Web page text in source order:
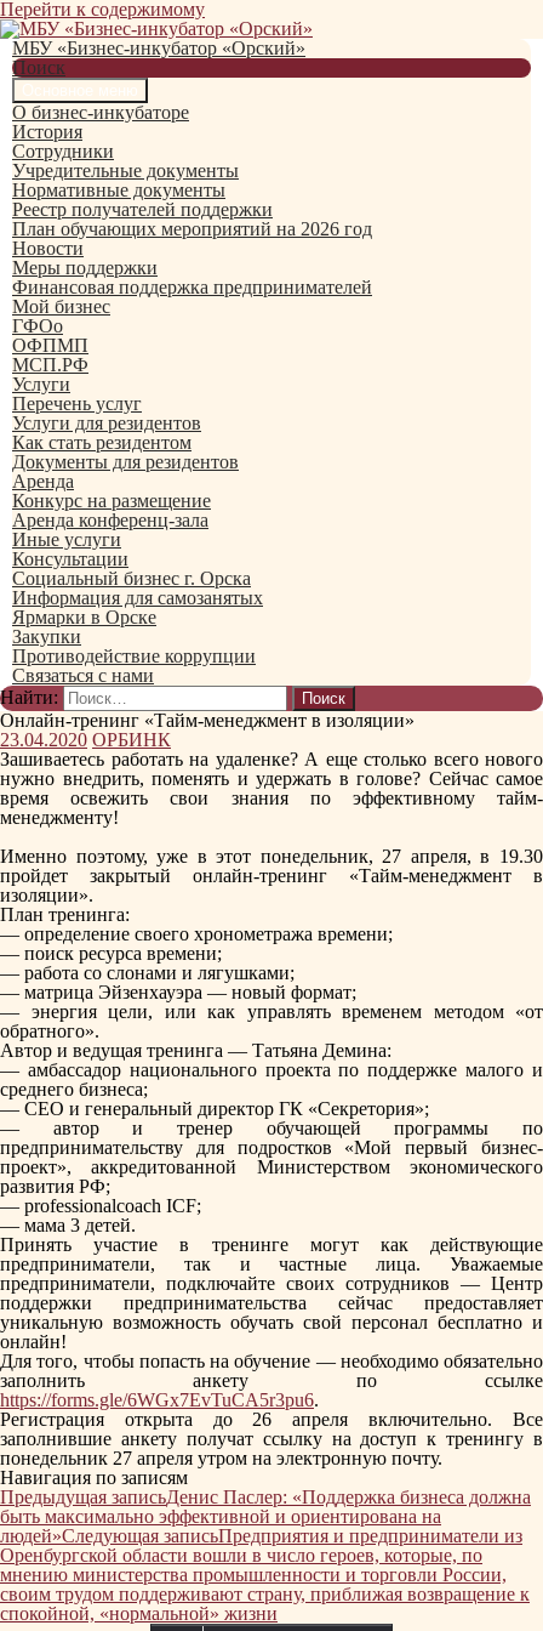
Перейти к содержимому
МБУ «Бизнес-инкубатор «Орский»
Поиск
О бизнес-инкубаторе
История
Сотрудники
Учредительные документы
Нормативные документы
Реестр получателей поддержки
План обучающих мероприятий на 2026 год
Новости
Меры поддержки
Финансовая поддержка предпринимателей
Мой бизнес
ГФОо
ОФПМП
МСП.РФ
Услуги
Перечень услуг
Услуги для резидентов
Как стать резидентом
Документы для резидентов
Аренда
Конкурс на размещение
Аренда конференц-зала
Иные услуги
Консультации
Социальный бизнес г. Орска
Информация для самозанятых
Ярмарки в Орске
Закупки
Противодействие коррупции
Связаться с нами
Найти:
Онлайн-тренинг «Тайм-менеджмент в изоляции»
23.04.2020 ОРБИНК
Зашиваетесь работать на удаленке? А еще столько всего нового
нужно внедрить, поменять и удержать в голове? Сейчас самое
время освежить свои знания по эффективному тайм-
менеджменту!
Именно поэтому, уже в этот понедельник, 27 апреля, в 19.30
пройдет закрытый онлайн-тренинг «Тайм-менеджмент в
изоляции».
План тренинга:
— определение своего хронометража времени;
— поиск ресурса времени;
— работа со слонами и лягушками;
— матрица Эйзенхауэра — новый формат;
— энергия цели, или как управлять временем методом «от
обратного».
Автор и ведущая тренинга — Татьяна Демина:
— амбассадор национального проекта по поддержке малого и
среднего бизнеса;
— CEO и генеральный директор ГК «Секретория»;
— автор и тренер обучающей программы по
предпринимательству для подростков «Мой первый бизнес-
проект», аккредитованной Министерством экономического
развития РФ;
— professionalcoach ICF;
— мама 3 детей.
Принять участие в тренинге могут как действующие
предприниматели, так и частные лица. Уважаемые
предприниматели, подключайте своих сотрудников — Центр
поддержки предпринимательства сейчас предоставляет
уникальную возможность обучать свой персонал бесплатно и
онлайн!
Для того, чтобы попасть на обучение — необходимо обязательно
заполнить анкету по ссылке
https://forms.gle/6WGx7EvTuCA5r3pu6.
Регистрация открыта до 26 апреля включительно. Все
заполнившие анкету получат ссылку на доступ к тренингу в
понедельник 27 апреля утром на электронную почту.
Навигация по записям
Предыдущая записьДенис Паслер: «Поддержка бизнеса должна
быть максимально эффективной и ориентирована на
людей»Следующая записьПредприятия и предприниматели из
Оренбургской области вошли в число героев, которые, по
мнению министерства промышленности и торговли России,
своим трудом поддерживают страну, приближая возвращение к
спокойной, «нормальной» жизни